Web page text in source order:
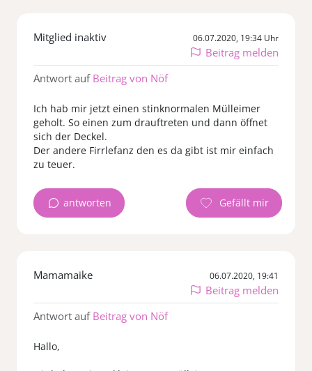
Mitglied inaktiv 06.07.2020, 19:34 Uhr
Beitrag melden
Antwort auf Beitrag von Nöf
Ich hab mir jetzt einen stinknormalen Mülleimer
geholt. So einen zum drauftreten und dann öffnet
sich der Deckel.
Der andere Firrlefanz den es da gibt ist mir einfach
zu teuer.
antworten
Mamamaike 06.07.2020, 19:41
Beitrag melden
Antwort auf Beitrag von Nöf
Hallo,